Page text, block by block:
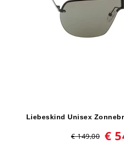
Liebeskind Unisex
€ 149,00 €